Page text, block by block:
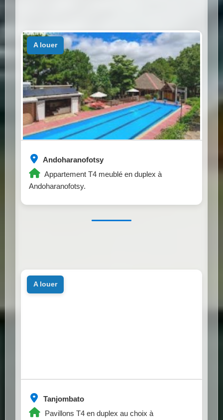
Andoharanofotsy
Appartement T4 meublé en duplex à
Andoharanofotsy.
a louer
Tanjombato
Pavillons T4 en duplex au choix à
a louer